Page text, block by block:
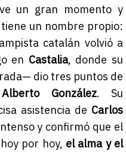
un gran momento y
un nombre propio:
catalán volvió a
en Castalia, donde su
dio tres puntos de
Alberto González. Su
asistencia de Carlos
y confirmó que el
por hoy, el alma y el